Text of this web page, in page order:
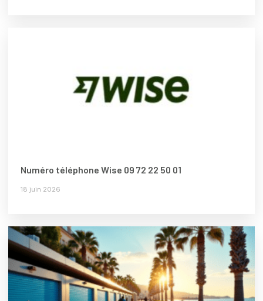
Numéro téléphone Wise 09 72 22 50 01
18 juin 2026